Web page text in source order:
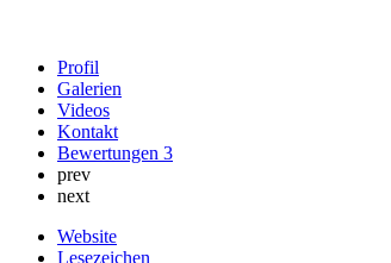
Profil
Galerien
Videos
Kontakt
Bewertungen 3
prev
next
Website
Lesezeichen